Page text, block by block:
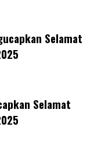
Selamat
Selamat